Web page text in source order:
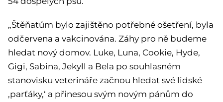
„Štěňatům bylo zajištěno potřebné ošetření, byla
odčervena a vakcinována. Záhy pro ně budeme
hledat nový domov. Luke, Luna, Cookie, Hyde,
Gigi, Sabina, Jekyll a Bela po souhlasném
stanovisku veterináře začnou hledat své lidské
‚parťáky,‘ a přinesou svým novým pánům do